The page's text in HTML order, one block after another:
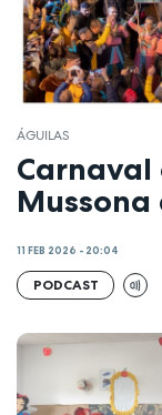
ÁGUILAS
Carnaval
11 FEB 2026 - 20:04
PODCAST